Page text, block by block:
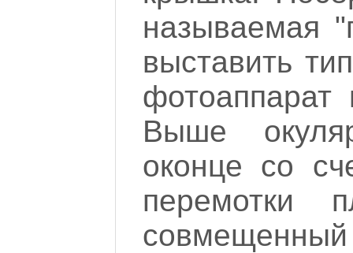
называемая
выставить
Выше
оконце со
перемотки
совмещенный